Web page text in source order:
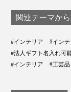
関連テーマから
#インテリア #イン
#法人ギフト名入れ可
#インテリア
#工芸品